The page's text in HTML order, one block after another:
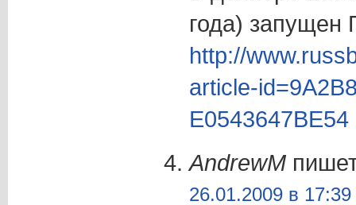
года) запущен
http://
article-
E0543647BE54
AndrewM
26.01.2009 в 17:39